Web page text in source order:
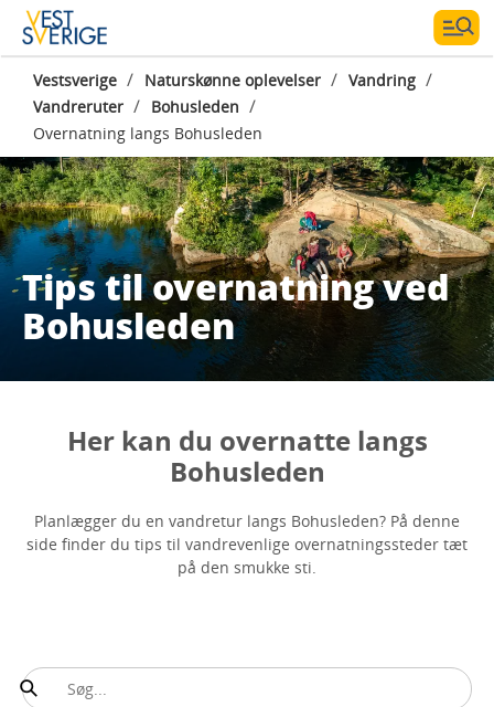
Vestsverige / Naturskønne oplevelser / Vandring /
Vandreruter / Bohusleden /
Overnatning langs Bohusleden
Tips til overnatning ved
Bohusleden
Her kan du overnatte langs
Bohusleden
Planlægger du en vandretur langs Bohusleden? På denne
side finder du tips til vandrevenlige overnatningssteder tæt
på den smukke sti.